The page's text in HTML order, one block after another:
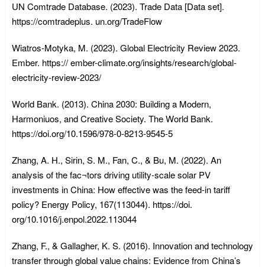
UN Comtrade Database. (2023). Trade Data [Data set].
https://comtradeplus. un.org/TradeFlow
Wiatros-Motyka, M. (2023). Global Electricity Review 2023.
Ember. https:// ember-climate.org/insights/research/global-
electricity-review-2023/
World Bank. (2013). China 2030: Building a Modern,
Harmoniuos, and Creative Society. The World Bank.
https://doi.org/10.1596/978-0-8213-9545-5
Zhang, A. H., Sirin, S. M., Fan, C., & Bu, M. (2022). An
analysis of the fac¬tors driving utility-scale solar PV
investments in China: How effective was the feed-in tariff
policy? Energy Policy, 167(113044). https://doi.
org/10.1016/j.enpol.2022.113044
Zhang, F., & Gallagher, K. S. (2016). Innovation and technology
transfer through global value chains: Evidence from China’s